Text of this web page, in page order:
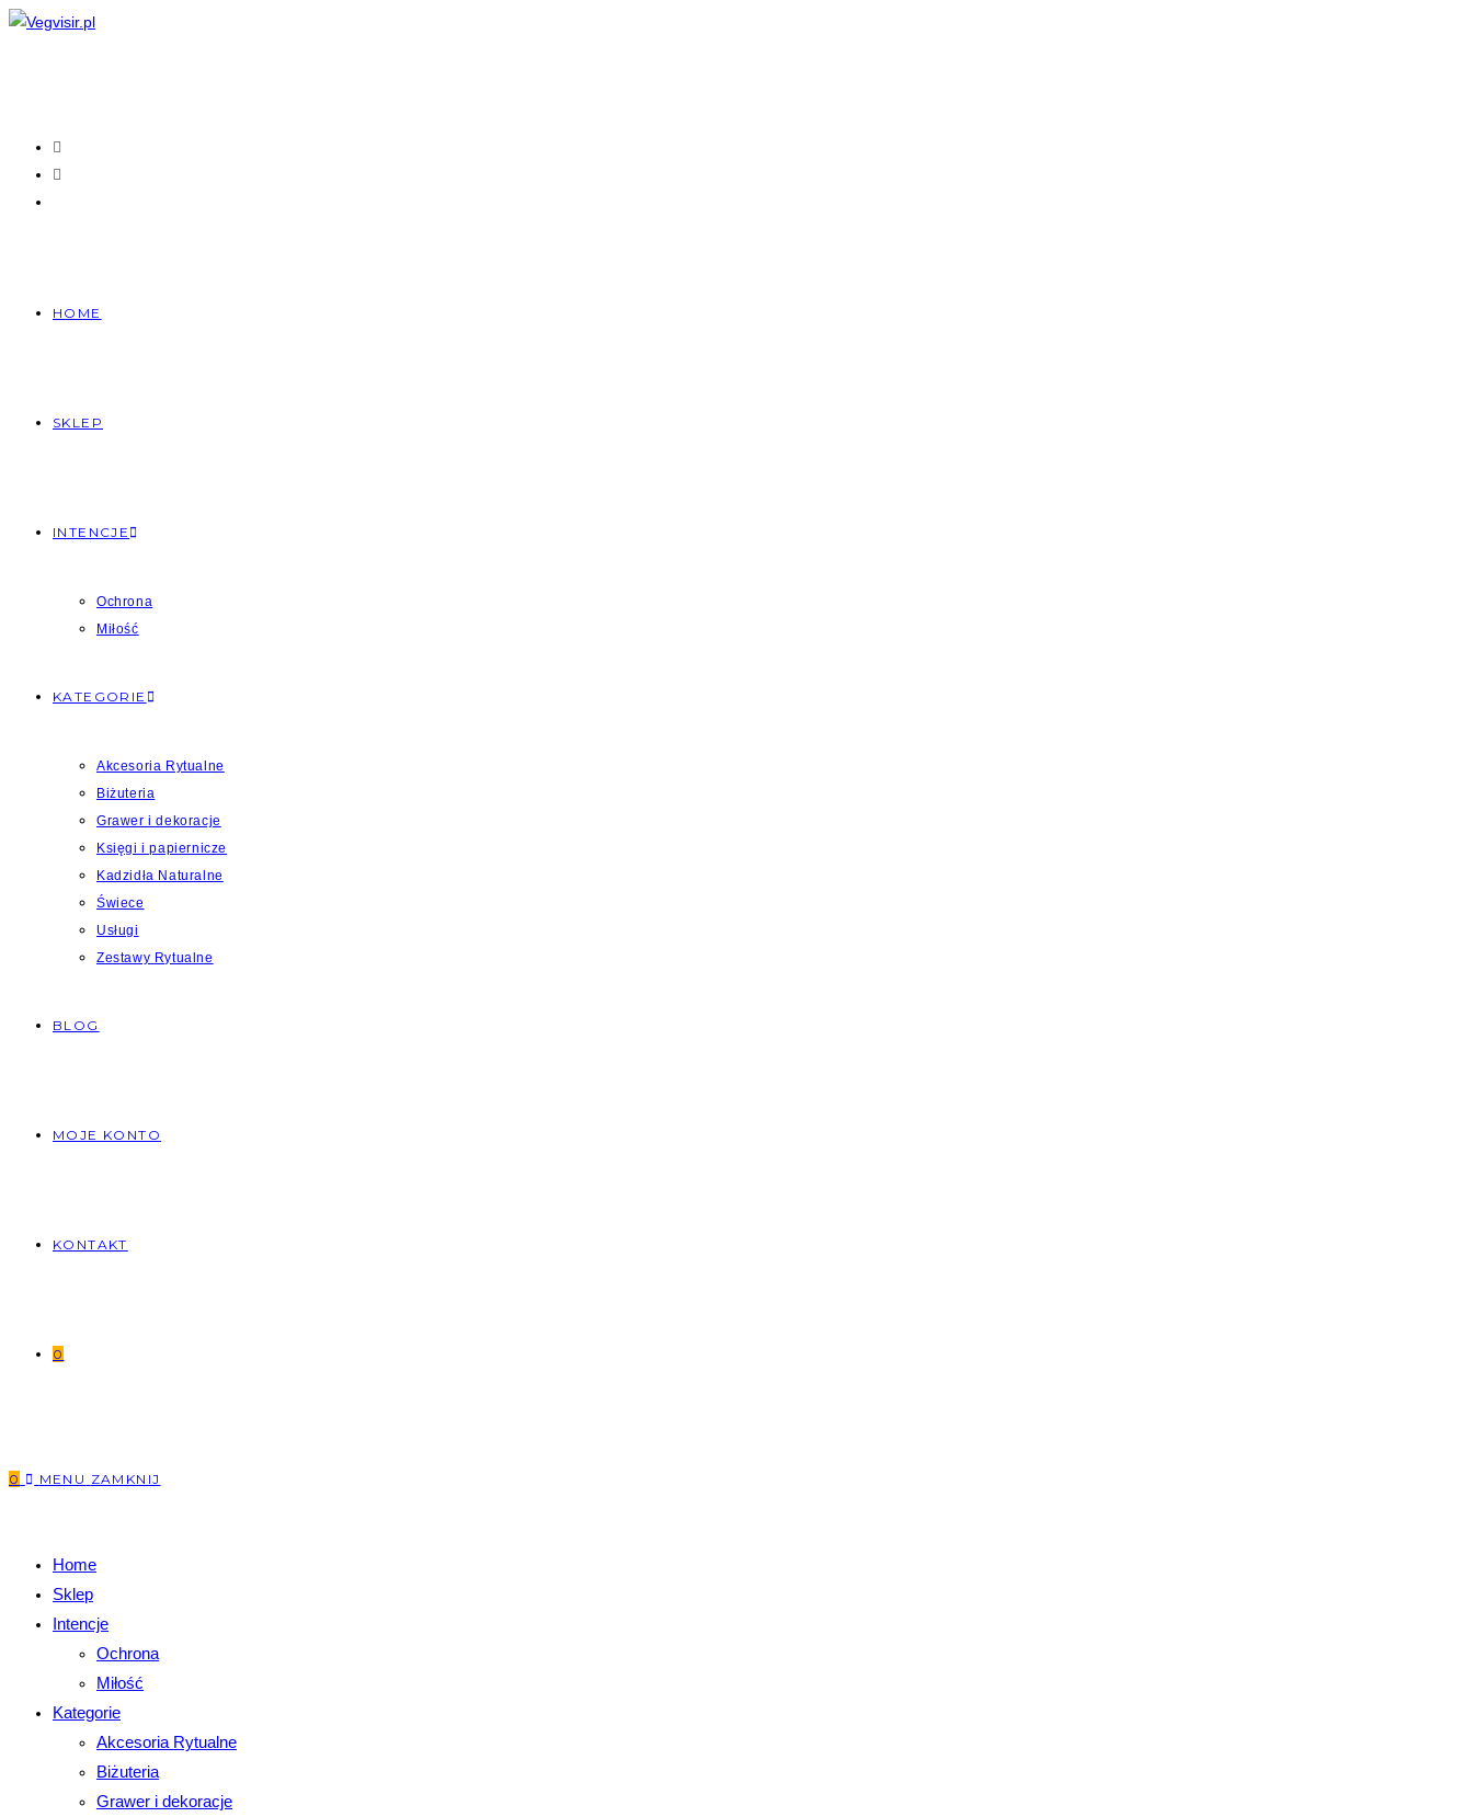
Skip
HOME
SKLEP
INTENCJE
Ochrona
Miłość
KATEGORIE
Akcesoria Rytualne
Biżuteria
Grawer i dekoracje
Księgi i papiernicze
Kadzidła Naturalne
Świece
Usługi
Zestawy Rytualne
BLOG
MOJE KONTO
KONTAKT
0
0 MENU ZAMKNIJ
Home
Sklep
Intencje
Ochrona
Miłość
Kategorie
Akcesoria Rytualne
Biżuteria
Grawer i dekoracje